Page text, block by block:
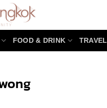
FOOD & DRINK TRAVEL